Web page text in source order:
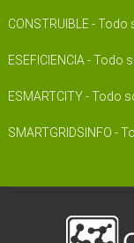
CONSTRUIBLE -
ESEFICIENCIA - Todo
ESMARTCITY - Todo
SMARTGRIDSINFO -